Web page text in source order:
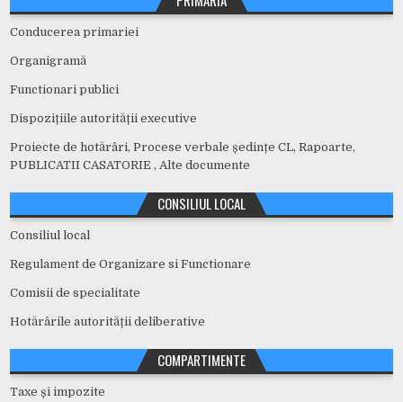
Conducerea primariei
Organigramă
Functionari publici
Dispozițiile autorității executive
Proiecte de hotărâri, Procese verbale ședințe CL, Rapoarte,
PUBLICATII CASATORIE , Alte documente
CONSILIUL LOCAL
Consiliul local
Regulament de Organizare si Functionare
Comisii de specialitate
Hotărârile autorității deliberative
COMPARTIMENTE
Taxe și impozite